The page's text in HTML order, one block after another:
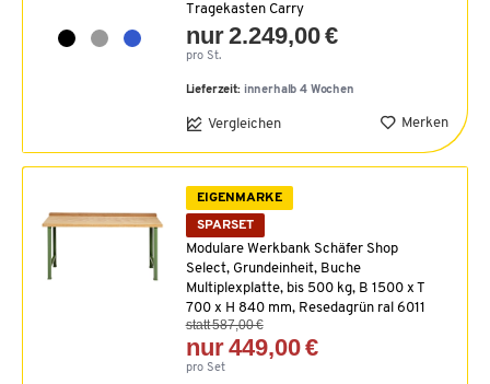
Tragekasten Carry
nur 2.249,00 €
pro St.
Lieferzeit: innerhalb 4 Wochen
Vergleichen Merken
EIGENMARKE
SPARSET
Modulare Werkbank Schäfer Shop
Select, Grundeinheit, Buche
Multiplexplatte, bis 500 kg, B 1500 x T
700 x H 840 mm, Resedagrün ral 6011
statt 587,00 €
nur 449,00 €
pro Set